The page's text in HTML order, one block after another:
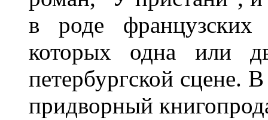
в роде французских
которых одна или
петербургской сцене.
придворный